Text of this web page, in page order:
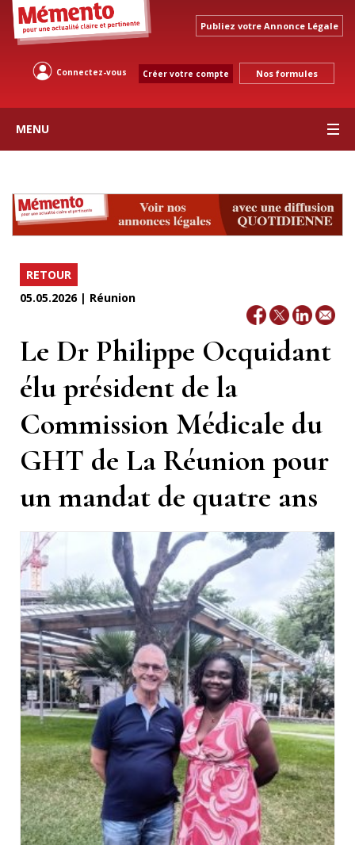
Publiez votre Annonce Légale
Connectez-vous Créer votre compte Nos formules
MENU
RETOUR
05.05.2026 | Réunion
Le Dr Philippe Ocquidant
élu président de la
Commission Médicale du
GHT de La Réunion pour
un mandat de quatre ans